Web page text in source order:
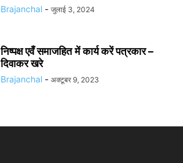
Brajanchal - जुलाई 3, 2024
निष्पक्ष एवँ समाजहित में कार्य करें पत्रकार –
दिवाकर खरे
Brajanchal - अक्टूबर 9, 2023